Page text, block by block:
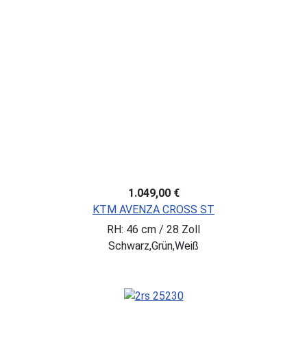
1.049,00 €
KTM AVENZA CROSS ST
RH: 46 cm / 28 Zoll
Schwarz,Grün,Weiß